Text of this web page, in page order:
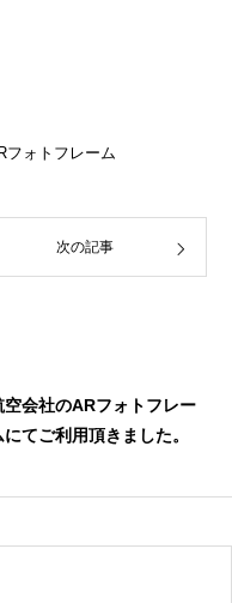
フォトフレーム
次の記事
フレー
した。
商業施設の
トでARフォ